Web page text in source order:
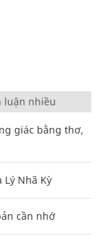
luận nhiều
giác bằng thơ,
Nhã Kỳ
cần nhớ